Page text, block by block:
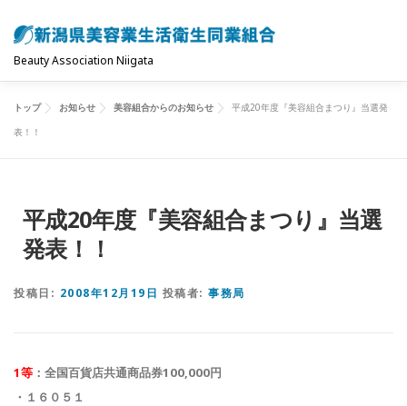
ン
Beauty Association Niigata
トップ 組合について 組合の主な事業
トップ お知らせ 美容組合からのお知らせ
平成20年度『美容組合まつり』当選発
表！！
平成20年度『美容組合まつり』当選
発表！！
投稿日: 2008年12月19日 投稿者: 事務局
1等 ：全国百貨店共通商品券100,000円
・１６０５１